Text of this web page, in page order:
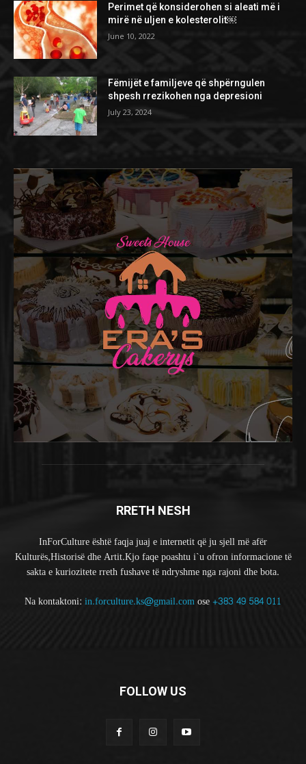
Perimet që konsiderohen si aleati më i
mirë në uljen e kolesterolit￼
June 10, 2022
Fëmijët e familjeve që shpërngulen
shpesh rrezikohen nga depresioni
July 23, 2024
RRETH NESH
InForCulture është faqja juaj e internetit që ju sjell më afër
Kulturës,Historisë dhe Artit.Kjo faqe poashtu i`u ofron informacione të
sakta e kuriozitete rreth fushave të ndryshme nga rajoni dhe bota.
Na kontaktoni: in.forculture.ks@gmail.comose+383 49 584 011
FOLLOW US